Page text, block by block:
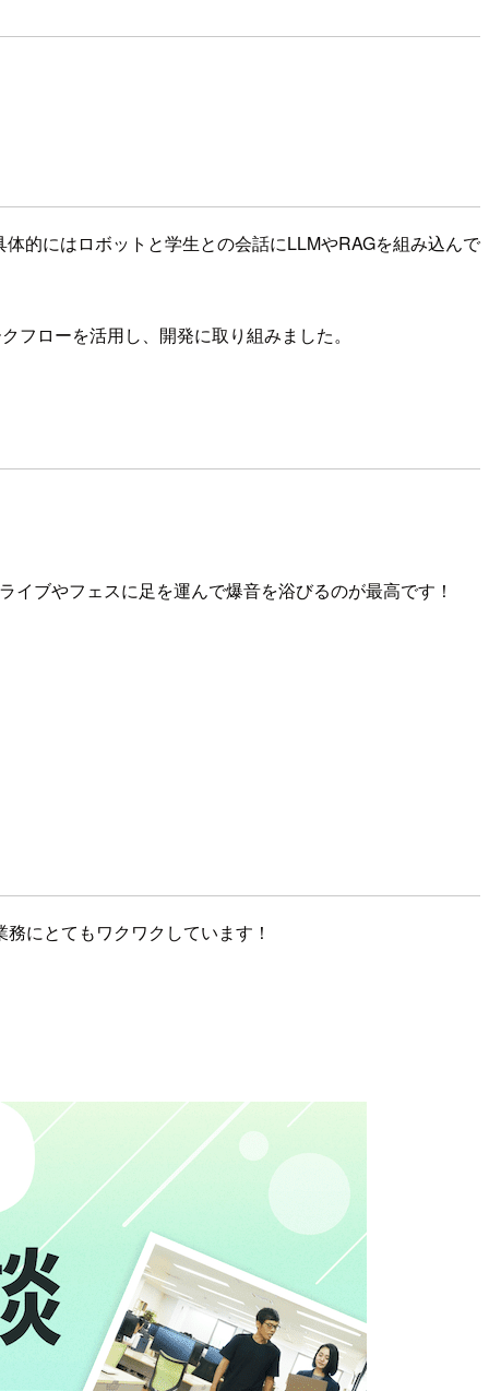
的にはロボットと学生との会話にLLMやRAGを組み込んで
ローを活用し、開発に取り組みました。
ブやフェスに足を運んで爆音を浴びるのが最高です！
にとてもワクワクしています！